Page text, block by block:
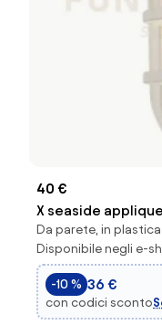
40 €
X seaside
plastica bianca
Da parete, in plastica
Disponibile negli e-
-10 % 36 €
con codici sconto